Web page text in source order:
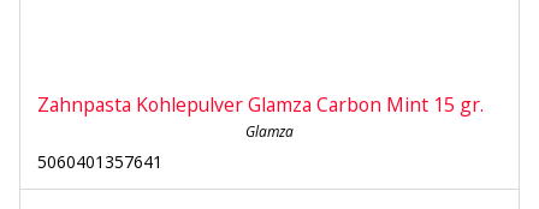
Zahnpasta Kohlepulver Glamza Carbon Mint 15 gr.
Glamza
5060401357641